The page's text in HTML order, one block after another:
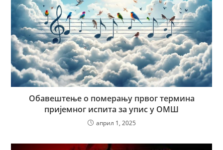
Обавештење о померању првог термина
пријемног испита за упис у ОМШ
април 1, 2025